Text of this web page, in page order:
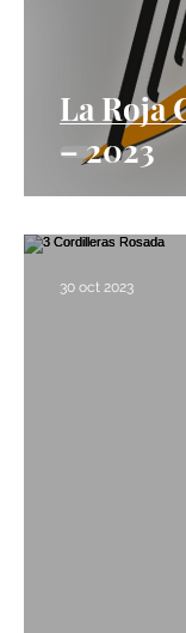
La Roja
– 2023
30 oct 2023